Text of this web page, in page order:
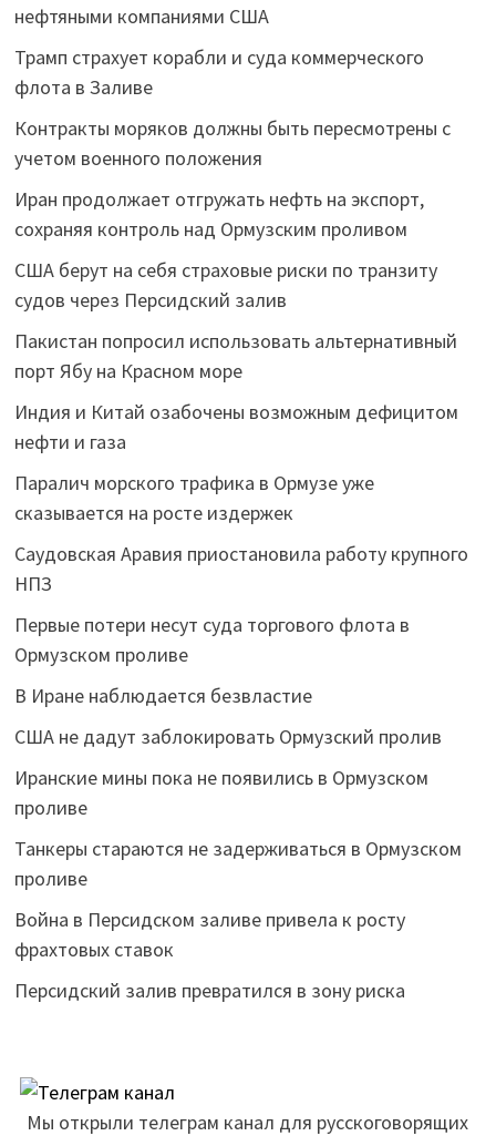
нефтяными компаниями США
Трамп страхует корабли и суда коммерческого
флота в Заливе
Контракты моряков должны быть пересмотрены с
учетом военного положения
Иран продолжает отгружать нефть на экспорт,
сохраняя контроль над Ормузским проливом
США берут на себя страховые риски по транзиту
судов через Персидский залив
Пакистан попросил использовать альтернативный
порт Ябу на Красном море
Индия и Китай озабочены возможным дефицитом
нефти и газа
Паралич морского трафика в Ормузе уже
сказывается на росте издержек
Саудовская Аравия приостановила работу крупного
НПЗ
Первые потери несут суда торгового флота в
Ормузском проливе
В Иране наблюдается безвластие
США не дадут заблокировать Ормузский пролив
Иранские мины пока не появились в Ормузском
проливе
Танкеры стараются не задерживаться в Ормузском
проливе
Война в Персидском заливе привела к росту
фрахтовых ставок
Персидский залив превратился в зону риска
Мы открыли телеграм канал для русскоговорящих